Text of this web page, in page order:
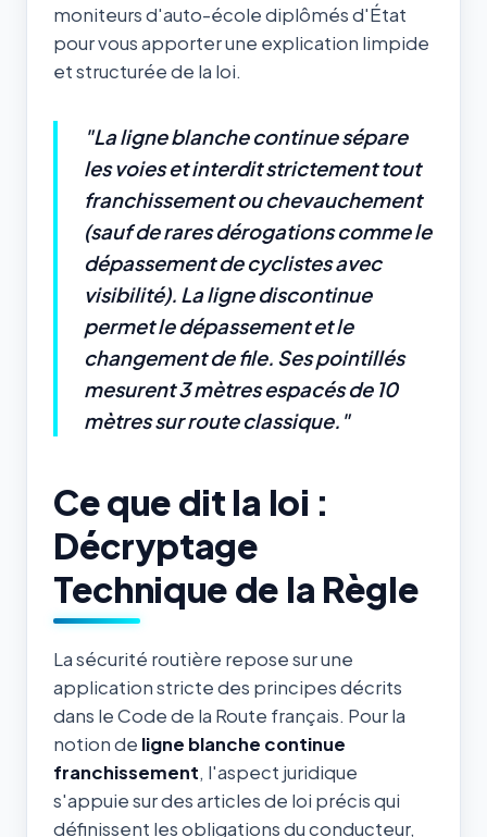
moniteurs d'auto-école diplômés d'État
pour vous apporter une explication limpide
et structurée de la loi.
"La ligne blanche continue sépare
les voies et interdit strictement tout
franchissement ou chevauchement
(sauf de rares dérogations comme le
dépassement de cyclistes avec
visibilité). La ligne discontinue
permet le dépassement et le
changement de file. Ses pointillés
mesurent 3 mètres espacés de 10
mètres sur route classique."
Ce que dit la loi :
Décryptage
Technique de la Règle
La sécurité routière repose sur une
application stricte des principes décrits
dans le Code de la Route français. Pour la
notion de ligne blanche continue
franchissement, l'aspect juridique
s'appuie sur des articles de loi précis qui
définissent les obligations du conducteur,